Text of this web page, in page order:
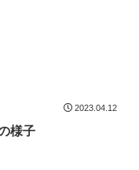
2023.04.12
様子